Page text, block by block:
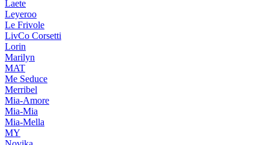
Laete
Leyeroo
Le Frivole
LivCo Corsetti
Lorin
Marilyn
MAT
Me Seduce
Merribel
Mia-Amore
Mia-Mia
Mia-Mella
MY